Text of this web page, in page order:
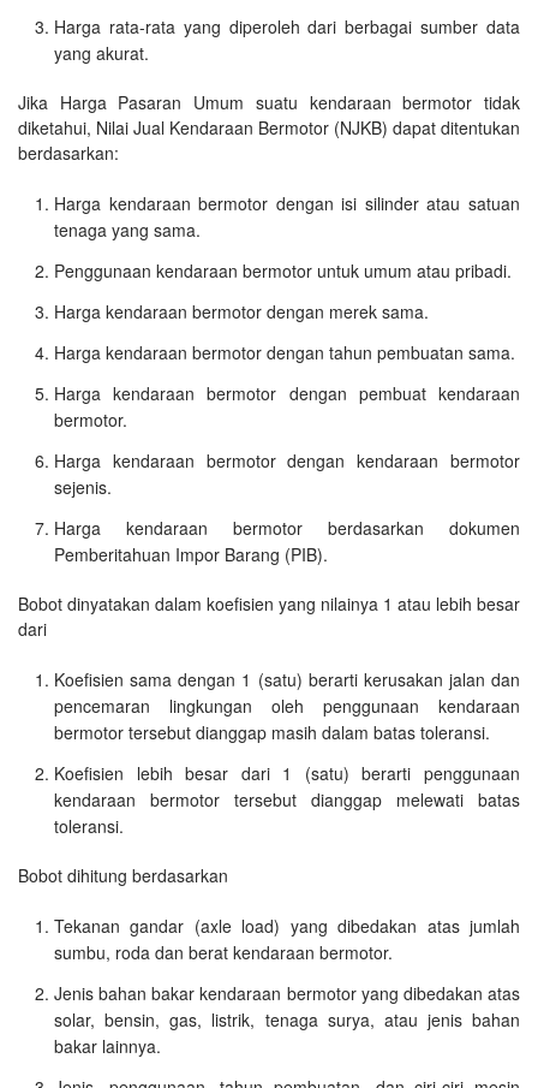
Harga rata-rata yang diperoleh dari berbagai sumber data
yang akurat.
Jika Harga Pasaran Umum suatu kendaraan bermotor tidak
diketahui, Nilai Jual Kendaraan Bermotor (NJKB) dapat ditentukan
berdasarkan:
Harga kendaraan bermotor dengan isi silinder atau satuan
tenaga yang sama.
Penggunaan kendaraan bermotor untuk umum atau pribadi.
Harga kendaraan bermotor dengan merek sama.
Harga kendaraan bermotor dengan tahun pembuatan sama.
Harga kendaraan bermotor dengan pembuat kendaraan
bermotor.
Harga kendaraan bermotor dengan kendaraan bermotor
sejenis.
Harga kendaraan bermotor berdasarkan dokumen
Pemberitahuan Impor Barang (PIB).
Bobot dinyatakan dalam koefisien yang nilainya 1 atau lebih besar
dari
Koefisien sama dengan 1 (satu) berarti kerusakan jalan dan
pencemaran lingkungan oleh penggunaan kendaraan
bermotor tersebut dianggap masih dalam batas toleransi.
Koefisien lebih besar dari 1 (satu) berarti penggunaan
kendaraan bermotor tersebut dianggap melewati batas
toleransi.
Bobot dihitung berdasarkan
Tekanan gandar (axle load) yang dibedakan atas jumlah
sumbu, roda dan berat kendaraan bermotor.
Jenis bahan bakar kendaraan bermotor yang dibedakan atas
solar, bensin, gas, listrik, tenaga surya, atau jenis bahan
bakar lainnya.